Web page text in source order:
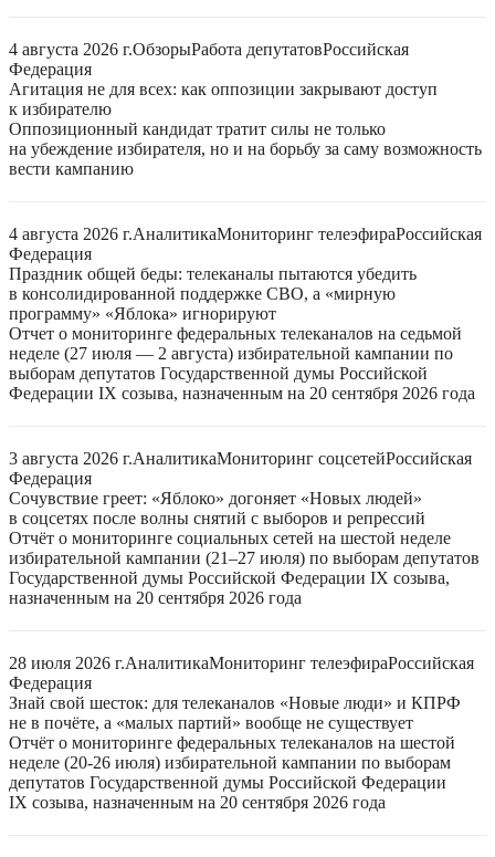
4 августа 2026 г.ОбзорыРабота депутатовРоссийская
Федерация
Агитация не для всех: как оппозиции закрывают доступ
к избирателю
Оппозиционный кандидат тратит силы не только
на убеждение избирателя, но и на борьбу за саму возможность
вести кампанию
4 августа 2026 г.АналитикаМониторинг телеэфираРоссийская
Федерация
Праздник общей беды: телеканалы пытаются убедить
в консолидированной поддержке СВО, а «мирную
программу» «Яблока» игнорируют
Отчет о мониторинге федеральных телеканалов на седьмой
неделе (27 июля — 2 августа) избирательной кампании по
выборам депутатов Государственной думы Российской
Федерации IX созыва, назначенным на 20 сентября 2026 года
3 августа 2026 г.АналитикаМониторинг соцсетейРоссийская
Федерация
Сочувствие греет: «Яблоко» догоняет «Новых людей»
в соцсетях после волны снятий с выборов и репрессий
Отчёт о мониторинге социальных сетей на шестой неделе
избирательной кампании (21–27 июля) по выборам депутатов
Государственной думы Российской Федерации IX созыва,
назначенным на 20 сентября 2026 года
28 июля 2026 г.АналитикаМониторинг телеэфираРоссийская
Федерация
Знай свой шесток: для телеканалов «Новые люди» и КПРФ
не в почёте, а «малых партий» вообще не существует
Отчёт о мониторинге федеральных телеканалов на шестой
неделе (20-26 июля) избирательной кампании по выборам
депутатов Государственной думы Российской Федерации
IX созыва, назначенным на 20 сентября 2026 года